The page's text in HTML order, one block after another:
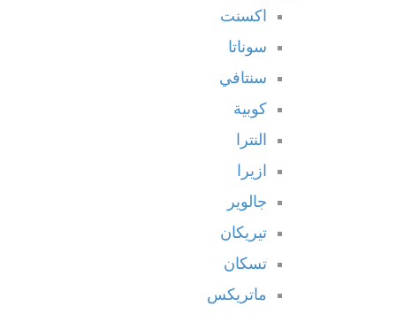
اكسنت
سوناتا
سنتافي
كوبية
النترا
ازيرا
جالوير
تيريكان
تسكان
ماتريكس